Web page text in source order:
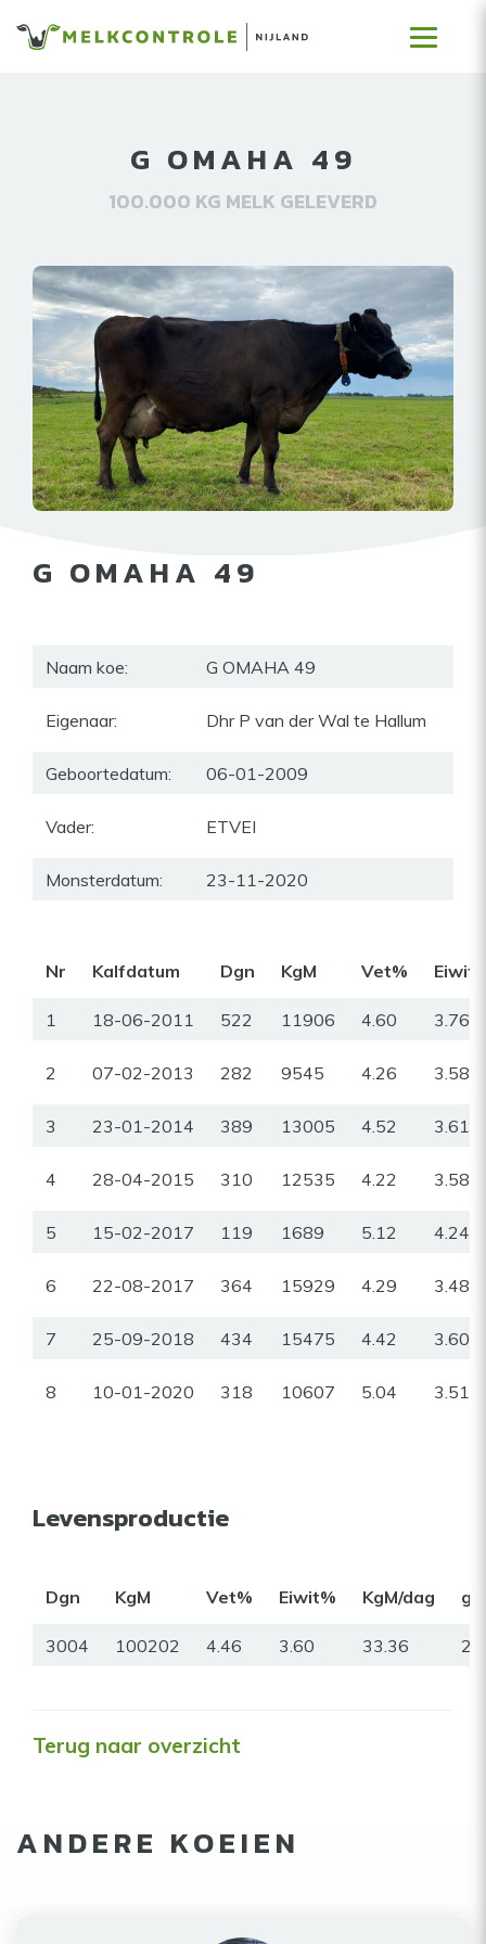
G OMAHA 49
100.000 KG MELK GELEVERD
G OMAHA 49
Naam koe: G OMAHA 49
Eigenaar: Dhr P van der Wal te Hallum
Geboortedatum: 06-01-2009
Vader: ETVEI
Monsterdatum: 23-11-2020
Nr Kalfdatum Dgn KgM Vet%
1 18-06-2011 522 11906 4.60 3.76
2 07-02-2013 282 9545 4.26 3.58
3 23-01-2014 389 13005 4.52 3.61
4 28-04-2015 310 12535 4.22 3.58
5 15-02-2017 119 1689 5.12 4.24
6 22-08-2017 364 15929 4.29 3.48
7 25-09-2018 434 15475 4.42 3.60
8 10-01-2020 318 10607 5.04 3.51
Levensproductie
Dgn KgM Vet% Eiwit% KgM/dag gr
3004 100202 4.46 3.60 33.36
Terug naar overzicht
ANDERE KOEIEN